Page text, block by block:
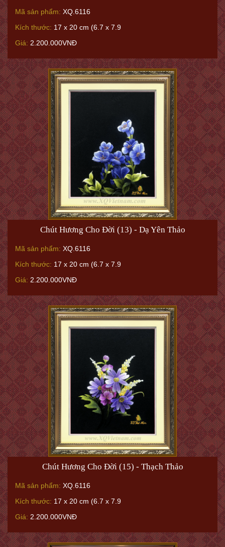
Mã sản phẩm: XQ.6116
Kích thước: 17 x 20 cm (6.7 x 7.9
Giá: 2.200.000VNĐ
Chút Hương Cho Đời (13) - Dạ Yên Thảo
Mã sản phẩm: XQ.6116
Kích thước: 17 x 20 cm (6.7 x 7.9
Giá: 2.200.000VNĐ
Chút Hương Cho Đời (15) - Thạch Thảo
Mã sản phẩm: XQ.6116
Kích thước: 17 x 20 cm (6.7 x 7.9
Giá: 2.200.000VNĐ